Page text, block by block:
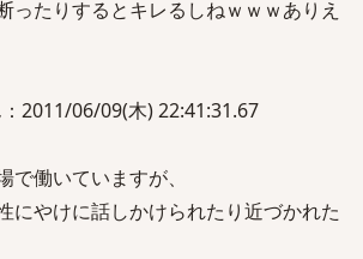
ったりするとキレるしねｗｗｗありえ
2011/06/09(木) 22:41:31.67
働いていますが、
にやけに話しかけられたり近づかれた